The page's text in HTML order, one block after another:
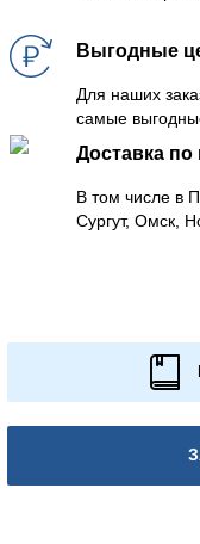
Выгодные
Для наших
самые
Доставка по
В том числе в
Сургут, Омск,